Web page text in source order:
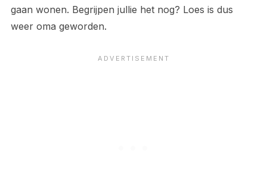
gaan wonen. Begrijpen jullie het nog? Loes is dus
weer oma geworden.